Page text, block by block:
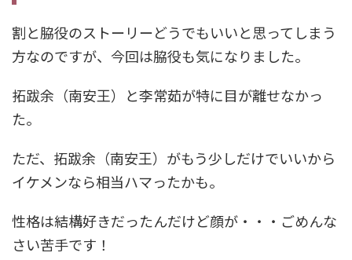
割と脇役のストーリーどうでもいいと思ってしまう
方なのですが、今回は脇役も気になりました。
拓跋余（南安王）と李常茹が特に目が離せなかっ
た。
ただ、拓跋余（南安王）がもう少しだけでいいから
イケメンなら相当ハマったかも。
性格は結構好きだったんだけど顔が・・・ごめんな
さい苦手です！